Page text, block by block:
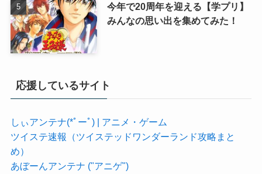
今年で20周年を迎える【学プリ】
みんなの思い出を集めてみた！
応援しているサイト
しぃアンテナ(*ﾟーﾟ) | アニメ・ゲーム
ツイステ速報（ツイステッドワンダーランド攻略まと
め）
あぼーんアンテナ ("アニゲ")